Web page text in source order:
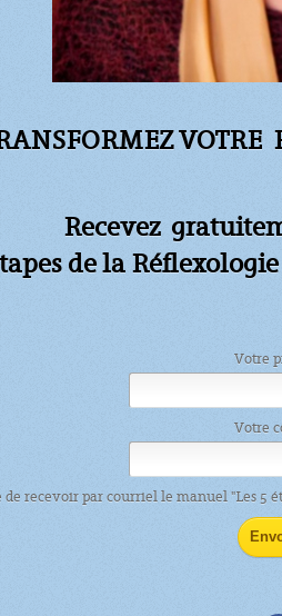
VOTRE
Recevez
de la
Votre
Votre
de recevoir par courriel le manuel "Les